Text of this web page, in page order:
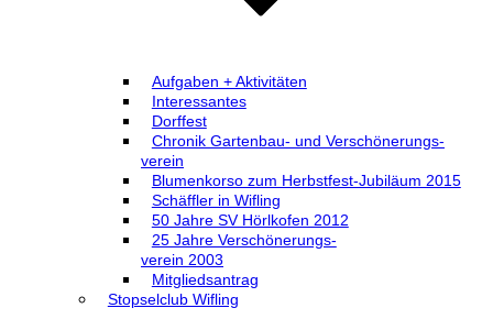
Aufgaben + Aktivitäten
Interessantes
Dorffest
Chronik Gartenbau- und Verschönerungs­
verein
Blumenkorso zum Herbstfest-Jubiläum 2015
Schäffler in Wifling
50 Jahre SV Hörlkofen 2012
25 Jahre Verschönerungs-
verein 2003
Mitgliedsantrag
Stopselclub Wifling